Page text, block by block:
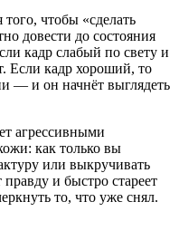
чтобы «сделать
довести до состояния
кадр слабый по свету и
Если кадр хороший, то
— и он начнёт выглядеть
агрессивными
как только вы
или выкручивать
и быстро стареет
то, что уже снял.